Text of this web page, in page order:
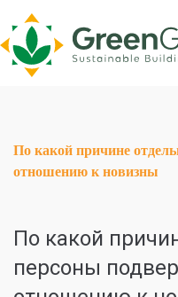
to
content
По какой причине
отношению к новизны
По какой
персоны